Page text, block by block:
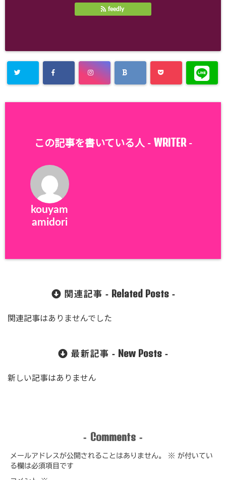
feedly
この記事を書いている人 - WRITER-
kouyam
amidori
関連記事 - Related Posts-
関連記事はありませんでした
最新記事 - New Posts -
新しい記事はありません
- Comments -
メールアドレスが公開されることはありません。 ※ が付いてい
る欄は必須項目です